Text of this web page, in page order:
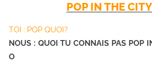
POP IN THE CITY
TOI : POP QUOI?
NOUS : QUOI TU CONNAIS PAS POP
O